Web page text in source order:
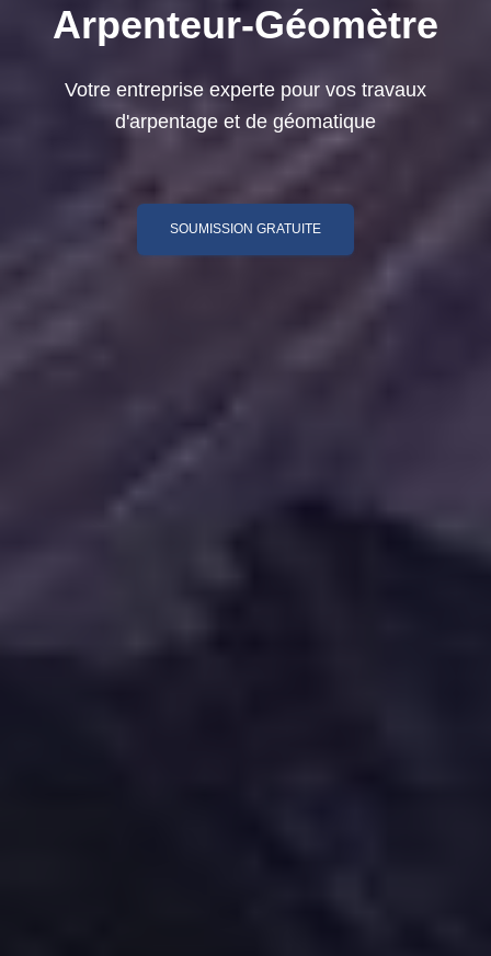
Arpenteur-Géomètre
Votre entreprise experte pour vos travaux
d'arpentage et de géomatique
SOUMISSION GRATUITE